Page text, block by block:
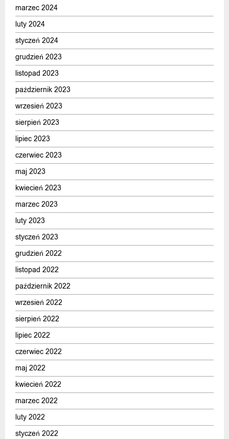
marzec 2024
luty 2024
styczeń 2024
grudzień 2023
listopad 2023
październik 2023
wrzesień 2023
sierpień 2023
lipiec 2023
czerwiec 2023
maj 2023
kwiecień 2023
marzec 2023
luty 2023
styczeń 2023
grudzień 2022
listopad 2022
październik 2022
wrzesień 2022
sierpień 2022
lipiec 2022
czerwiec 2022
maj 2022
kwiecień 2022
marzec 2022
luty 2022
styczeń 2022